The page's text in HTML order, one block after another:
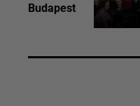
Budapest